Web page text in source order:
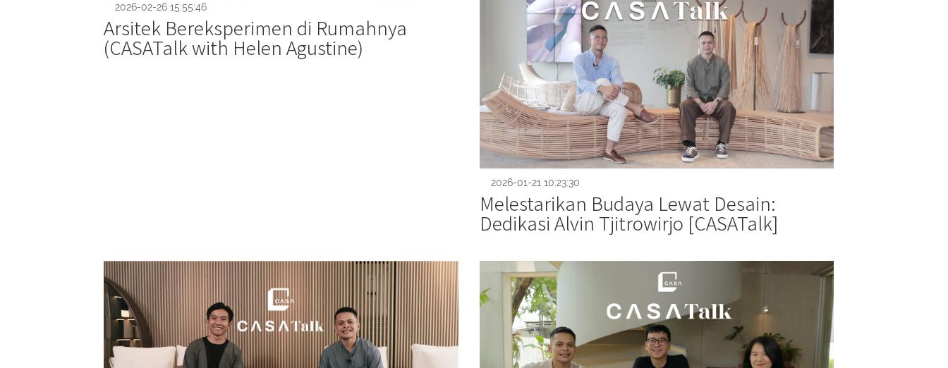
2026-02-26 15:55:46
Arsitek Bereksperimen di Rumahnya
(CASATalk with Helen Agustine)
2026-01-21 10:23:30
Melestarikan Budaya Lewat Desain:
Dedikasi Alvin Tjitrowirjo [CASATalk]